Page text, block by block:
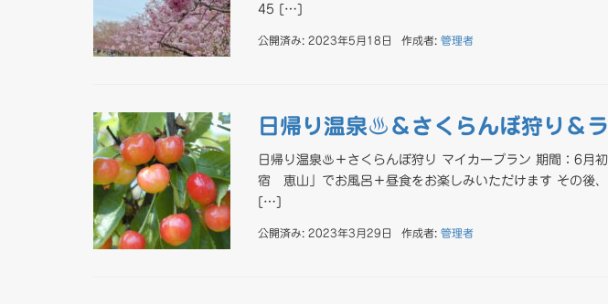
45 […]
公開済み: 2023年5月18日 作成者: 管理者
日帰り温泉♨＆さくらんぼ狩り＆
日帰り温泉♨＋さくらんぼ狩り マイカープラン 期間：6月
宿 恵山」でお風呂＋昼食をお楽しみいただけます その後
[…]
公開済み: 2023年3月29日 作成者: 管理者